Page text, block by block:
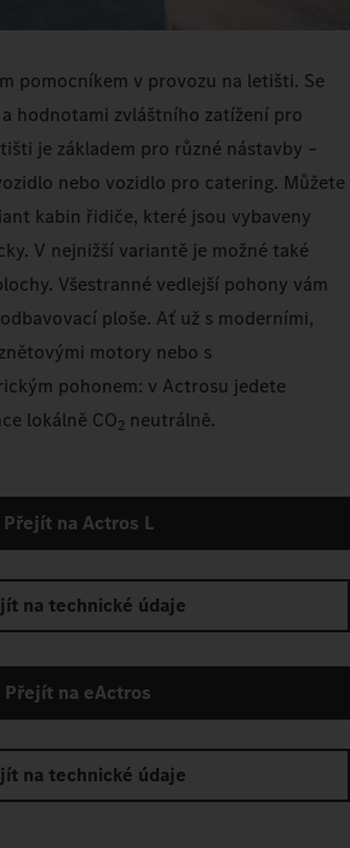
pomocníkem v provozu na letišti. Se
hodnotami zvláštního zatížení pro
je základem pro různé nástavby –
nebo vozidlo pro catering. Můžete
kabin řidiče, které jsou vybaveny
V nejnižší variantě je možné také
Všestranné vedlejší pohony vám
ploše. Ať už s moderními,
motory nebo s
pohonem: v Actrosu jedete
lokálně CO2 neutrálně.
Přejít na Actros L
na technické údaje
Přejít na eActros
na technické údaje